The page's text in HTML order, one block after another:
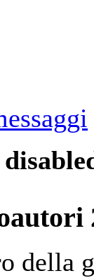
della